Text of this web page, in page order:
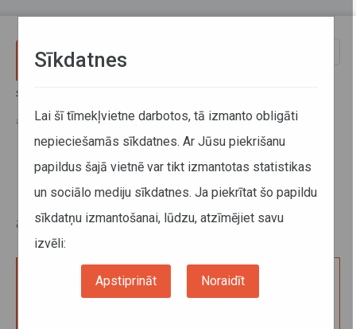
Sākums
atjaunošana vai nomaiņa
Digitālā tahogrāfa kontroles
kartes pirmreizējā izsniegšana,
atjaunošana vai nomaiņa
Iesnieguma izskatīšana digitālā tahogrāfa kontroles
kartes pirmreizējai izsniegšanai, atjaunošanai vai
Sīkdatnes
Lai šī tīmekļvietne darbotos, tā izmanto obligāti
nepieciešamās sīkdatnes. Ar Jūsu piekrišanu
papildus šajā vietnē var tikt izmantotas statistikas
un sociālo mediju sīkdatnes. Ja piekrītat šo papildu
sīkdatņu izmantošanai, lūdzu, atzīmējiet savu
izvēli:
Apstiprināt Noraidīt